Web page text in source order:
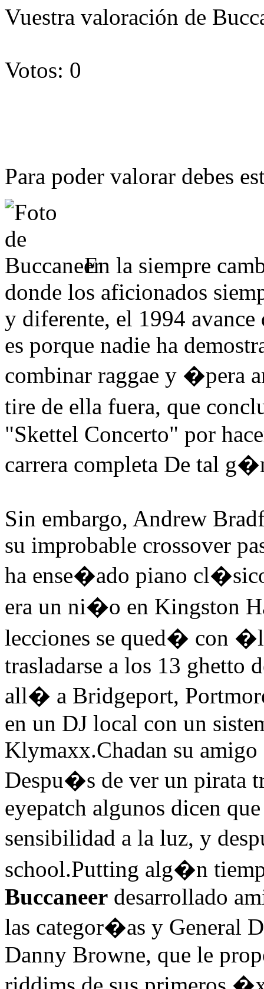
Vuestra valoración de
Votos: 0
Para poder valorar debes
En la siempre
donde los aficionados
y diferente, el 1994
es porque nadie ha
combinar raggae y �pera
tire de ella fuera, que
"Skettel Concerto" por
carrera completa De tal
Sin embargo, Andrew
su improbable crossover
ha ense�ado piano
era un ni�o en Kingston
lecciones se qued� con
trasladarse a los 13 ghetto
all� a Bridgeport,
en un DJ local con un
Klymaxx.Chadan su
Despu�s de ver un pirata
eyepatch algunos dicen
sensibilidad a la luz, y
school.Putting alg�n
Buccaneer desarrollado
las categor�as y General
Danny Browne, que le